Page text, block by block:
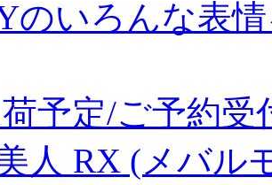
のいろんな表
荷予定/ご予約
人 RX (メバル